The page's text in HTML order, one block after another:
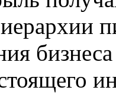
иерархии